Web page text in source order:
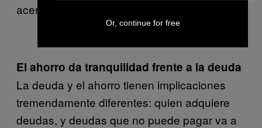
acerca el final del año.
El ahorro da tranquilidad frente a la deuda
La deuda y el ahorro tienen implicaciones
tremendamente diferentes: quien adquiere
deudas, y deudas que no puede pagar va a
Or, continue for free